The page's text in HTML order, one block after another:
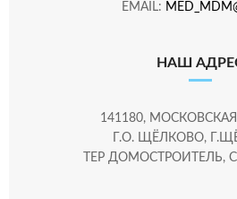
EMAIL:
НАШ
141180,
Г.О. ЩЁЛКОВО,
ТЕР ДОМОСТРОИТЕЛЬ,